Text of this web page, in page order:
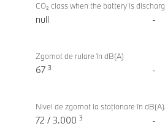
CO₂ class when the battery is
null -
Zgomot de rulare în dB(A)
67 3 -
Nivel de zgomot la staţionare în
72 / 3.000 3 -